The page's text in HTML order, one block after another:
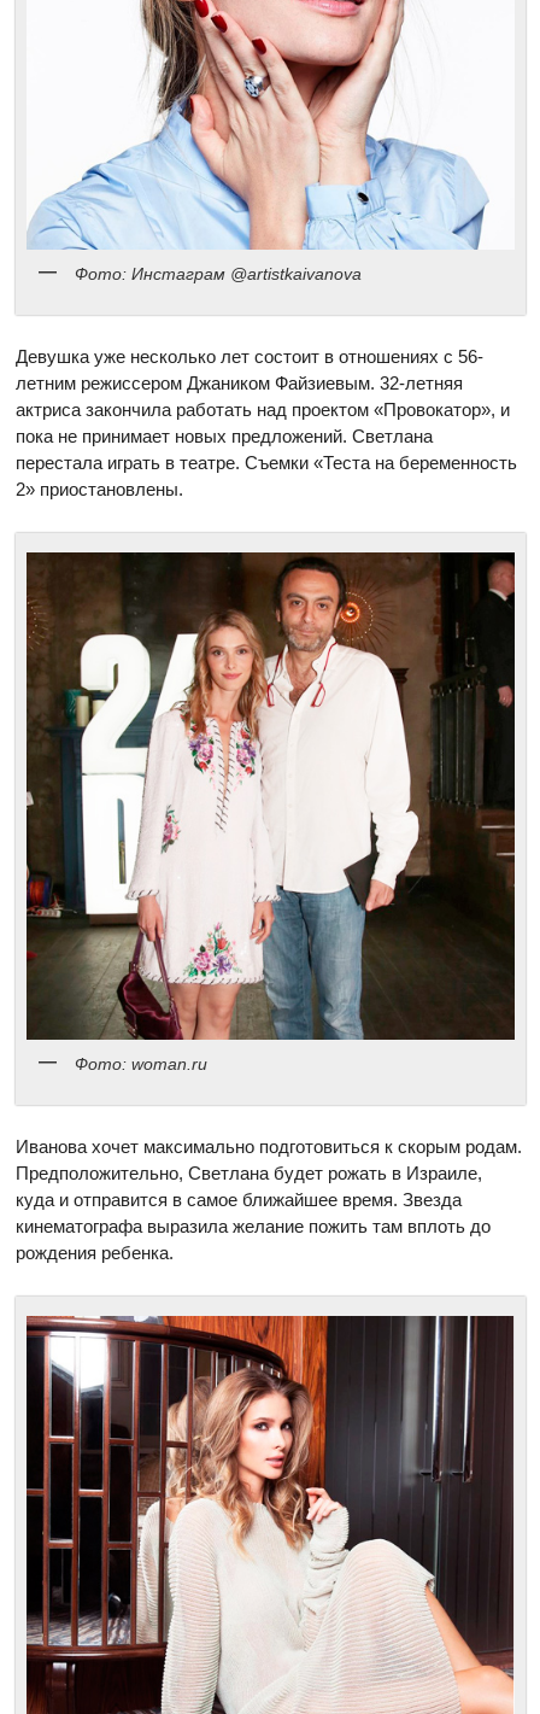
Фото: Инстаграм @artistkaivanova
Девушка уже несколько лет состоит в отношениях с 56-
летним режиссером Джаником Файзиевым. 32-летняя
актриса закончила работать над проектом «Провокатор», и
пока не принимает новых предложений. Светлана
перестала играть в театре. Съемки «Теста на беременность
2» приостановлены.
Фото: woman.ru
Иванова хочет максимально подготовиться к скорым родам.
Предположительно, Светлана будет рожать в Израиле,
куда и отправится в самое ближайшее время. Звезда
кинематографа выразила желание пожить там вплоть до
рождения ребенка.